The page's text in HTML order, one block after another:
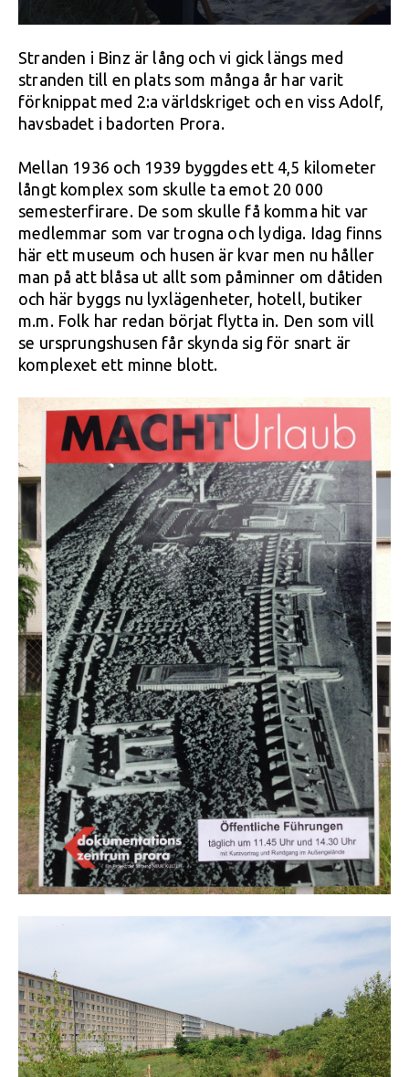
Stranden i Binz är lång och vi gick längs med
stranden till en plats som många år har varit
förknippat med 2:a världskriget och en viss Adolf,
havsbadet i badorten Prora.
Mellan 1936 och 1939 byggdes ett 4,5 kilometer
långt komplex som skulle ta emot 20 000
semesterfirare. De som skulle få komma hit var
medlemmar som var trogna och lydiga. Idag finns
här ett museum och husen är kvar men nu håller
man på att blåsa ut allt som påminner om dåtiden
och här byggs nu lyxlägenheter, hotell, butiker
m.m. Folk har redan börjat flytta in. Den som vill
se ursprungshusen får skynda sig för snart är
komplexet ett minne blott.